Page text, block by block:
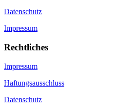
Datenschutz
Impressum
Rechtliches
Impressum
Haftungsausschluss
Datenschutz